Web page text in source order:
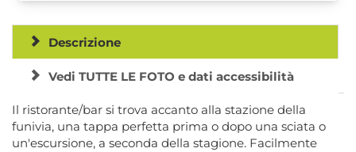
Descrizione
Vedi TUTTE LE FOTO e dati accessibilità
Il ristorante/bar si trova accanto alla stazione della
funivia, una tappa perfetta prima o dopo una sciata o
un'escursione, a seconda della stagione. Facilmente